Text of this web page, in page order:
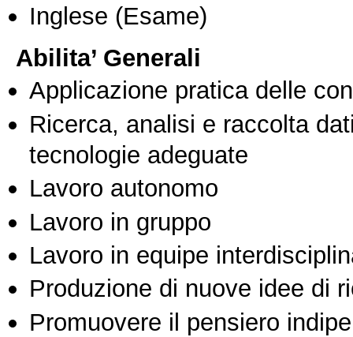
Inglese (Esame)
Abilita’ Generali
Applicazione pratica delle
Ricerca, analisi e raccolta
tecnologie adeguate
Lavoro autonomo
Lavoro in gruppo
Lavoro in equipe
Produzione di nuove idee di
Promuovere il pensiero